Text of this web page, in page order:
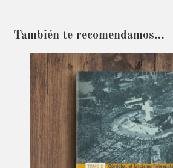
También te recomendamos…